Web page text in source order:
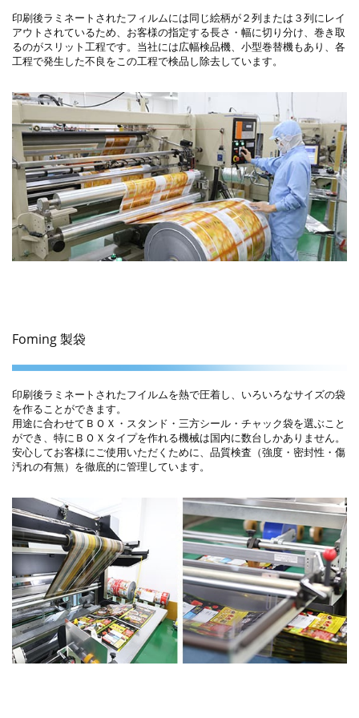
印刷後ラミネートされたフィルムには同じ絵柄が２列または３列にレイ
アウトされているため、お客様の指定する長さ・幅に切り分け、巻き取
るのがスリット工程です。当社には広幅検品機、小型巻替機もあり、各
工程で発生した不良をこの工程で検品し除去しています。
Foming 製袋
印刷後ラミネートされたフイルムを熱で圧着し、いろいろなサイズの袋
を作ることができます。
用途に合わせてＢＯＸ・スタンド・三方シール・チャック袋を選ぶこと
ができ、特にＢＯＸタイプを作れる機械は国内に数台しかありません。
安心してお客様にご使用いただくために、品質検査（強度・密封性・傷
汚れの有無）を徹底的に管理しています。